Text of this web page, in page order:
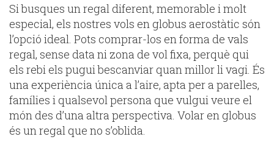
Si busques un regal diferent, memorable i molt
especial, els nostres vols en globus aerostàtic són
l’opció ideal. Pots comprar-los en forma de vals
regal, sense data ni zona de vol fixa, perquè qui
els rebi els pugui bescanviar quan millor li vagi. És
una experiència única a l’aire, apta per a parelles,
famílies i qualsevol persona que vulgui veure el
món des d’una altra perspectiva. Volar en globus
és un regal que no s’oblida.